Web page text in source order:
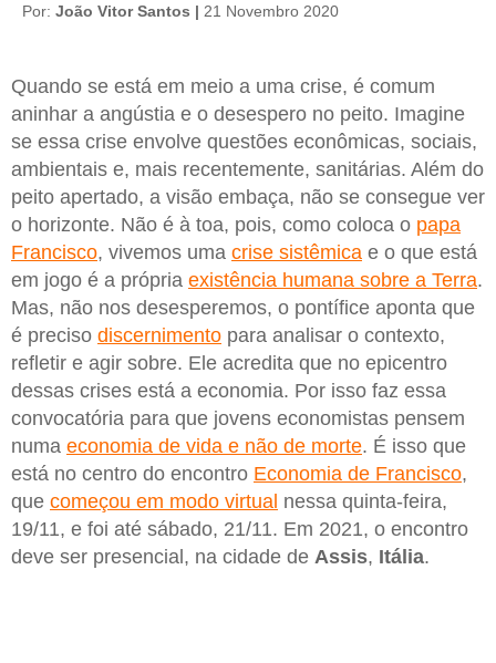
Por: João Vitor Santos | 21 Novembro 2020
Quando se está em meio a uma crise, é comum
aninhar a angústia e o desespero no peito. Imagine
se essa crise envolve questões econômicas, sociais,
ambientais e, mais recentemente, sanitárias. Além do
peito apertado, a visão embaça, não se consegue ver
o horizonte. Não é à toa, pois, como coloca o papa
Francisco, vivemos uma crise sistêmica e o que está
em jogo é a própria existência humana sobre a Terra.
Mas, não nos desesperemos, o pontífice aponta que
é preciso discernimento para analisar o contexto,
refletir e agir sobre. Ele acredita que no epicentro
dessas crises está a economia. Por isso faz essa
convocatória para que jovens economistas pensem
numa economia de vida e não de morte. É isso que
está no centro do encontro Economia de Francisco,
que começou em modo virtual nessa quinta-feira,
19/11, e foi até sábado, 21/11. Em 2021, o encontro
deve ser presencial, na cidade de Assis, Itália.